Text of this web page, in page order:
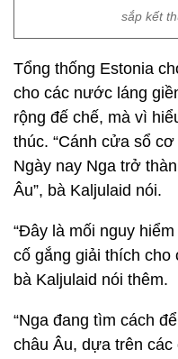
sắp kết
Tổng thống Estonia
cho các nước láng
rộng đế chế, mà vì
thúc. “Cánh cửa sổ
Ngày nay Nga trở
Âu”, bà Kaljulaid nói.
“Đây là mối nguy
cố gắng giải thích cho
bà Kaljulaid nói thêm.
“Nga đang tìm cách
châu Âu, dựa trên các